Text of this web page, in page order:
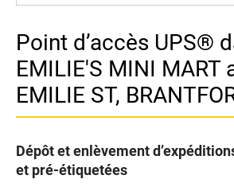
Point d’accès UPS®
EMILIE'S MINI MART
EMILIE ST,
Dépôt et enlèvement
et pré-étiquetées